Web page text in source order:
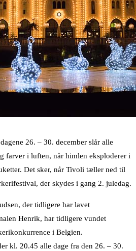
26. – 30. december slår alle
farver i luften, når himlen eksploderer i
Det sker, når Tivoli tæller ned til
der skydes i gang 2. juledag.
der tidligere har lavet
Henrik, har tidligere vundet
i Belgien.
kl. 20.45 alle dage fra den 26. – 30.